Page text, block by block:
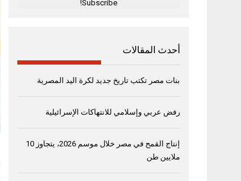
أحدث المقالات
بنات مصر تكتب تاريخ جديد لكرة اليد المصرية
رفض عربي وإسلامي للانتهاكات الإسرائيلية
إنتاج القمح في مصر خلال موسم 2026، يتجاوز 10
ملايين طن